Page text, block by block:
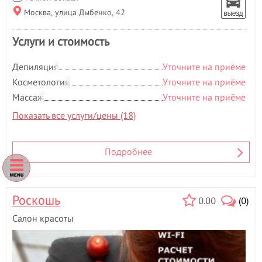
Наращивание волос- 1
Наращивание ногтей- 7
Наращивание ресниц- 7
Нехирургическая
блефаропластика- 1
Ногтевая студия- 187
Носогубная складка- 1
О
Оздоровительный массаж- 4
Окрашивание бровей- 13
Окрашивание волос
П
Парафиновые ванночки
Парикмахерские услуги- 184
Педикюр- 20
Москва, улица Дыбенко, 42
Услуги и стоимость
Депиляция
Уточните на приёме
Косметология
Уточните на приёме
Массаж
Уточните на приёме
Показать все услуги/цены (18)
Подробнее
0.00 (0)
Роскошь
Салон красоты